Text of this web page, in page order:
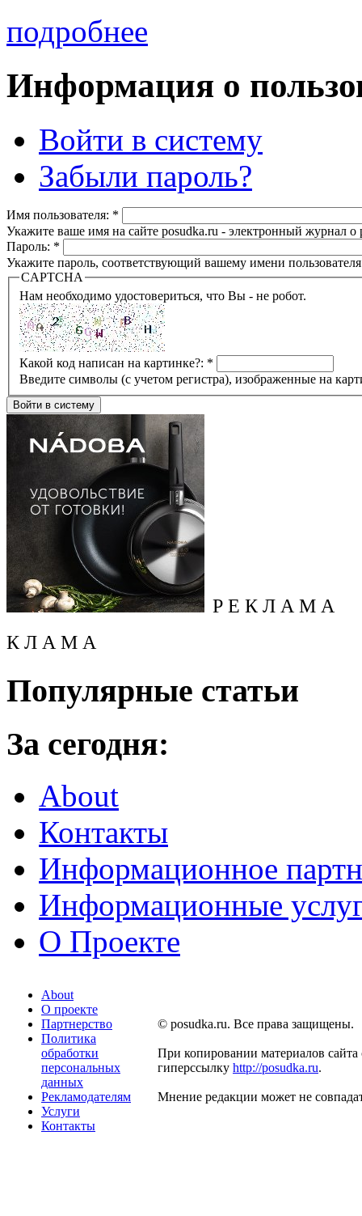
подробнее
Информация о
Войти в систему
Забыли пароль?
Имя пользователя: *
Укажите ваше имя на сайте posudka.ru - электронный журнал
Пароль: *
Укажите пароль, соответствующий вашему имени
CAPTCHA
Нам необходимо удостовериться, что Вы - не робот.
Какой код написан на картинке?: *
Введите символы (с учетом регистра), изображенные на
Р Е К Л А М А
К Л А М А
Популярные статьи
За сегодня:
About
Контакты
Информационное
Информационные
О Проекте
About
О проекте
Партнерство
Политика
обработки
персональных
данных
Рекламодателям
Услуги
Контакты
© posudka.ru. Все права защищены.
При копировании материалов сайта
гиперссылку http://posudka.ru.
Мнение редакции может не